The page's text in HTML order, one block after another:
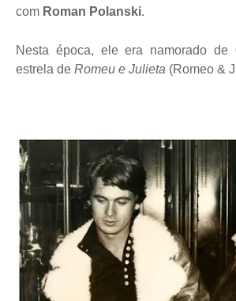
com Roman Polanski.
Nesta época, ele era namorado de
estrela de Romeu e Julieta (Romeo &